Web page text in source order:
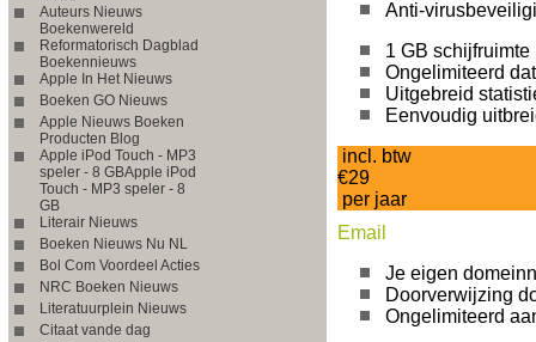
Auteurs Nieuws
Boekenwereld
Reformatorisch Dagblad
Boekennieuws
Apple In Het Nieuws
Boeken GO Nieuws
Apple Nieuws Boeken
Producten Blog
Apple iPod Touch - MP3
speler - 8 GBApple iPod
Touch - MP3 speler - 8
GB
Literair Nieuws
Boeken Nieuws Nu NL
Bol Com Voordeel Acties
NRC Boeken Nieuws
Literatuurplein Nieuws
Citaat vande dag
Anti-
1 GB
Ongelimiteerd
Uitgebreid
Eenvoudig
incl. btw
€29
per jaar
Email
Je eigen
Doorverwijzing
Ongelimiteerd